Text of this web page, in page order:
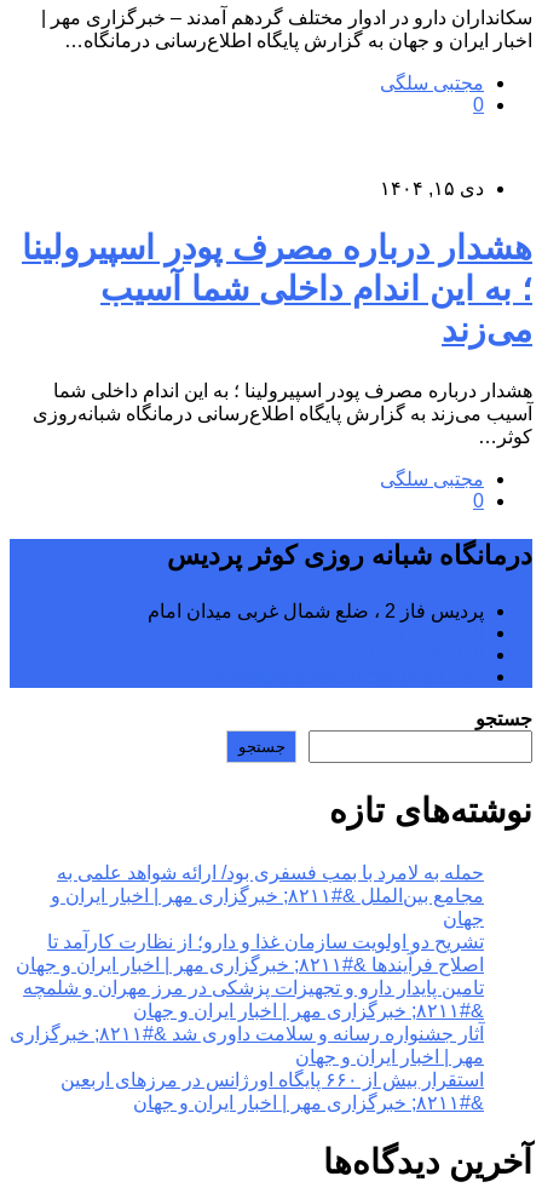
سکانداران دارو در ادوار مختلف گردهم آمدند – خبرگزاری مهر |
اخبار ایران و جهان به گزارش پایگاه اطلاع‌رسانی درمانگاه…
مجتبی سلگی
0
دی ۱۵, ۱۴۰۴
هشدار درباره مصرف پودر اسپیرولینا
؛ به این اندام داخلی شما آسیب
می‌زند
هشدار درباره مصرف پودر اسپیرولینا ؛ به این اندام داخلی شما
آسیب می‌زند به گزارش پایگاه اطلاع‌رسانی درمانگاه شبانه‌روزی
کوثر…
مجتبی سلگی
0
درمانگاه شبانه روزی کوثر پردیس
پردیس فاز 2 ، ضلع شمال غربی میدان امام
جستجو
جستجو
نوشته‌های تازه
حمله به لامرد با بمب فسفری بود/ ارائه شواهد علمی به
مجامع بین‌الملل &#۸۲۱۱; خبرگزاری مهر | اخبار ایران و
جهان
تشریح دو اولویت سازمان غذا و دارو؛ از نظارت کارآمد تا
اصلاح فرآیندها &#۸۲۱۱; خبرگزاری مهر | اخبار ایران و جهان
تامین پایدار دارو و تجهیزات پزشکی در مرز مهران و شلمچه
&#۸۲۱۱; خبرگزاری مهر | اخبار ایران و جهان
آثار جشنواره رسانه و سلامت داوری شد &#۸۲۱۱; خبرگزاری
مهر | اخبار ایران و جهان
استقرار بیش از ۶۶۰ پایگاه اورژانس در مرزهای اربعین
&#۸۲۱۱; خبرگزاری مهر | اخبار ایران و جهان
آخرین دیدگاه‌ها